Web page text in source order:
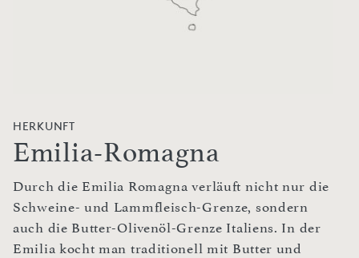
HERKUNFT
Emilia-Romagna
Durch die Emilia Romagna verläuft nicht nur die
Schweine- und Lammfleisch-Grenze, sondern
auch die Butter-Olivenöl-Grenze Italiens. In der
Emilia kocht man traditionell mit Butter und